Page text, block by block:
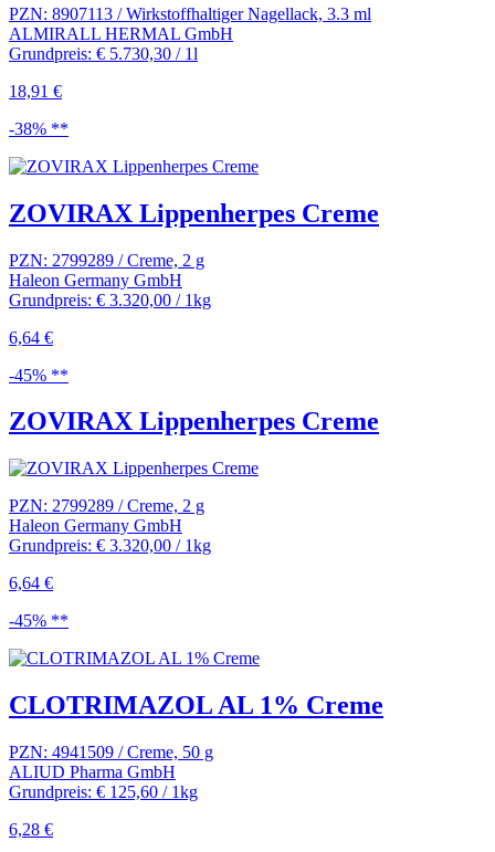
PZN: 8907113 / Wirkstoffhaltiger Nagellack, 3.3 ml
ALMIRALL HERMAL GmbH
Grundpreis: € 5.730,30 / 1l
18,91 €
-38% **
ZOVIRAX Lippenherpes Creme
PZN: 2799289 / Creme, 2 g
Haleon Germany GmbH
Grundpreis: € 3.320,00 / 1kg
6,64 €
-45% **
ZOVIRAX Lippenherpes Creme
PZN: 2799289 / Creme, 2 g
Haleon Germany GmbH
Grundpreis: € 3.320,00 / 1kg
6,64 €
-45% **
CLOTRIMAZOL AL 1% Creme
PZN: 4941509 / Creme, 50 g
ALIUD Pharma GmbH
Grundpreis: € 125,60 / 1kg
6,28 €